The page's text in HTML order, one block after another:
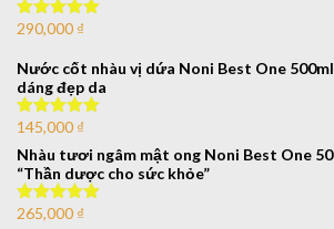
Được xếp
sao
290,000 ₫
Nước cốt nhàu vị dứa Noni Best One
dáng đẹp da
Được xếp
sao
145,000 ₫
Nhàu tươi ngâm mật ong Noni Best One
“Thần dược cho sức khỏe”
Được xếp
265,000 ₫